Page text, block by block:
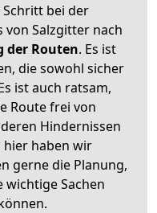
bei der
Salzgitter nach
der Routen. Es ist
die sowohl sicher
ist auch ratsam,
Route frei von
Hindernissen
hier haben wir
gerne die Planung,
wichtige Sachen